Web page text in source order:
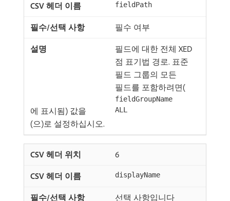
fieldPath
필수 여부
필드에 대한 전체 XED
점 표기법 경로. 표준
필드 그룹의 모든
필드를 포함하려면(
fieldGroupName
에 표시됨) 값을 ALL
(으)로 설정하십시오.
6
displayName
선택 사항입니다